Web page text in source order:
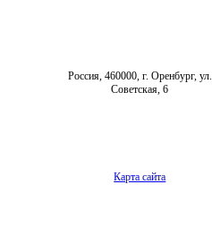
Россия, 460000, г. Оренбург, ул.
Советская, 6
Карта сайта